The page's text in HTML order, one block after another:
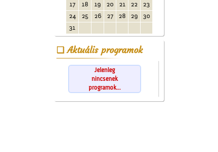
17
18 19 20 21 22
23
24
25 26 27 28 29
30
31
Aktuális programok
Jelenleg
nincsenek
programok...